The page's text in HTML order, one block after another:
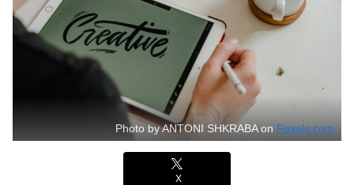
Photo by ANTONI SHKRABA on Pexels.com
X